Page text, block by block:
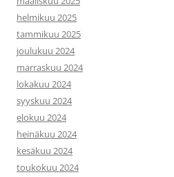
helmikuu 2025
tammikuu 2025
joulukuu 2024
marraskuu 2024
lokakuu 2024
syyskuu 2024
elokuu 2024
heinäkuu 2024
kesäkuu 2024
toukokuu 2024